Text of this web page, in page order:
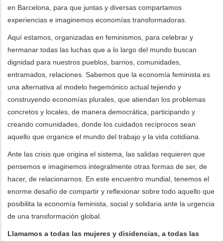
en Barcelona, para que juntas y diversas compartamos
experiencias e imaginemos economías transformadoras.
Aquí estamos, organizadas en feminismos, para celebrar y
hermanar todas las luchas que a lo largo del mundo buscan
dignidad para nuestros pueblos, barrios, comunidades,
entramados, relaciones. Sabemos que la economía feminista es
una alternativa al modelo hegemónico actual tejiendo y
construyendo economías plurales, que atiendan los problemas
concretos y locales, de manera democrática, participando y
creando comunidades, donde los cuidados recíprocos sean
aquello que organice el mundo del trabajo y la vida cotidiana.
Ante las crisis que origina el sistema, las salidas requieren que
pensemos e imaginemos integralmente otras formas de ser, de
hacer, de relacionarnos. En este encuentro mundial, tenemos el
enorme desafío de compartir y reflexionar sobre todo aquello que
posibilita la economía feminista, social y solidaria ante la urgencia
de una transformación global.
Llamamos a todas las mujeres y disidencias, a todas las